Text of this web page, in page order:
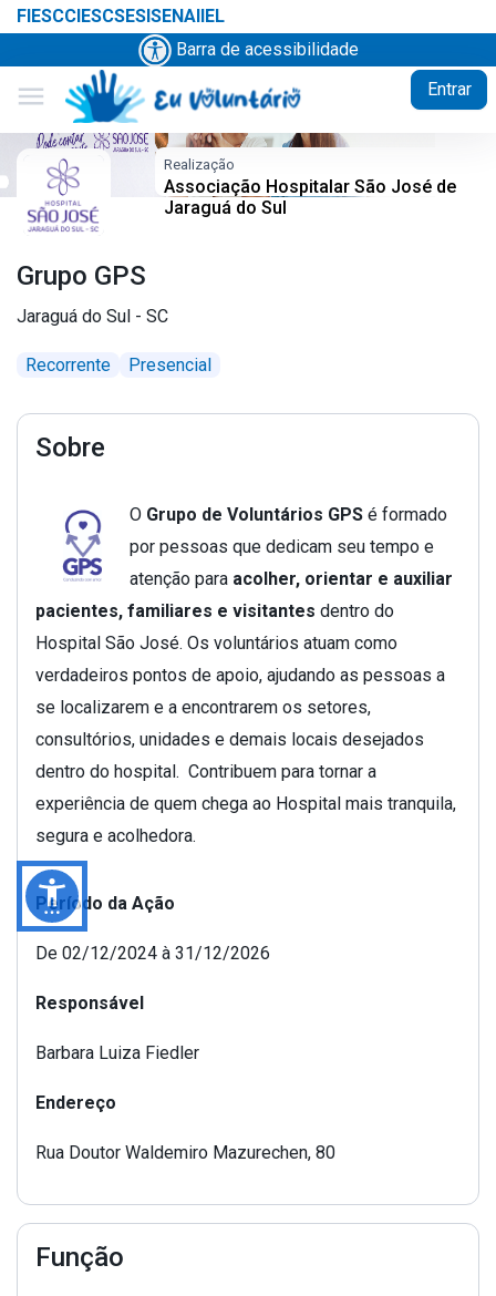
FIESCCIESCSESISENAIIEL
Barra de acessibilidade
menu Entrar
Realização
Associação Hospitalar São José de
Jaraguá do Sul
Grupo GPS
Jaraguá do Sul - SC
Recorrente Presencial
Sobre
O Grupo de Voluntários GPS é formado
por pessoas que dedicam seu tempo e
atenção para acolher, orientar e auxiliar
pacientes, familiares e visitantes dentro do
Hospital São José. Os voluntários atuam como
verdadeiros pontos de apoio, ajudando as pessoas a
se localizarem e a encontrarem os setores,
consultórios, unidades e demais locais desejados
dentro do hospital. Contribuem para tornar a
experiência de quem chega ao Hospital mais tranquila,
segura e acolhedora.
Período da Ação
De 02/12/2024 à 31/12/2026
Responsável
Barbara Luiza Fiedler
Endereço
Rua Doutor Waldemiro Mazurechen, 80
Função